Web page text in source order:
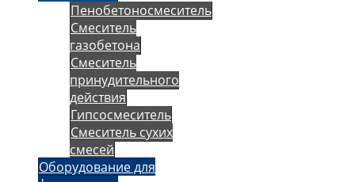
Пенобетоносмеситель
Смеситель
газобетона
Смеситель
принудительного
действия
Гипсосмеситель
Смеситель сухих
смесей
Оборудование для